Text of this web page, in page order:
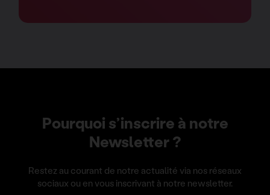
Pourquoi s’inscrire à notre
Newsletter ?
Restez au courant de notre actualité via nos réseaux
sociaux ou en vous inscrivant à notre newsletter.